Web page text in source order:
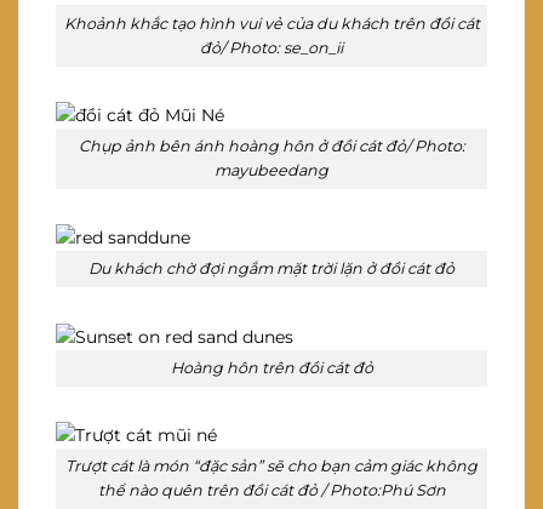
Khoảnh khắc tạo hình vui vẻ của du khách trên đồi cát
đỏ/ Photo: se_on_ii
Chụp ảnh bên ánh hoàng hôn ở đồi cát đỏ/ Photo:
mayubeedang
Du khách chờ đợi ngắm mặt trời lặn ở đồi cát đỏ
Hoàng hôn trên đồi cát đỏ
Trượt cát là món “đặc sản” sẽ cho bạn cảm giác không
thể nào quên trên đồi cát đỏ / Photo:Phú Sơn